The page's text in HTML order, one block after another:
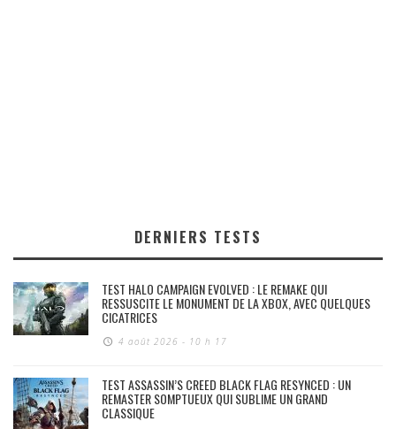
DERNIERS TESTS
TEST HALO CAMPAIGN EVOLVED : LE REMAKE QUI
RESSUSCITE LE MONUMENT DE LA XBOX, AVEC QUELQUES
CICATRICES
4 août 2026 - 10 h 17
TEST ASSASSIN’S CREED BLACK FLAG RESYNCED : UN
REMASTER SOMPTUEUX QUI SUBLIME UN GRAND
CLASSIQUE